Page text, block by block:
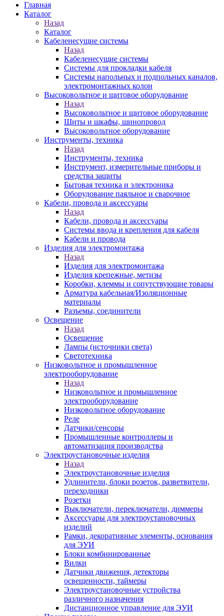
Главная
Каталог
Назад
Каталог
Кабеленесущие системы
Назад
Кабеленесущие системы
Системы для прокладки кабеля
Системы напольных и подпольных каналов,
электромонтажных колон
Высоковольтное и щитовое оборудование
Назад
Высоковольтное и щитовое оборудование
Щиты и шкафы, шинопровод
Высоковольтное оборудование
Инструменты, техника
Назад
Инструменты, техника
Инструмент, измерительные приборы и
средства защиты
Бытовая техника и электроника
Оборудование паяльное и сварочное
Кабели, провода и аксессуары
Назад
Кабели, провода и аксессуары
Системы ввода и крепления для кабеля
Кабели и провода
Изделия для электромонтажа
Назад
Изделия для электромонтажа
Изделия крепежные, метизы
Коробки, клеммы и сопутствующие товары
Арматура кабельная/Изоляционные
материалы
Разъемы, соединители
Освещение
Назад
Освещение
Лампы (источники света)
Светотехника
Низковольтное и промышленное
электрооборудование
Назад
Низковольтное и промышленное
электрооборудование
Низковольтное оборудование
Реле
Датчики/сенсоры
Промышленные контроллеры и
автоматизация производства
Электроустановочные изделия
Назад
Электроустановочные изделия
Удлинители, блоки розеток, разветвители,
переходники
Розетки
Выключатели, переключатели, диммеры
Аксессуары для электроустановочных
изделий
Рамки, декоративные элементы, основания
для ЭУИ
Блоки комбинированные
Вилки
Датчики движения, детекторы
освещенности, таймеры
Электроустановочные устройства
различного назначения
Дистанционное управление для ЭУИ